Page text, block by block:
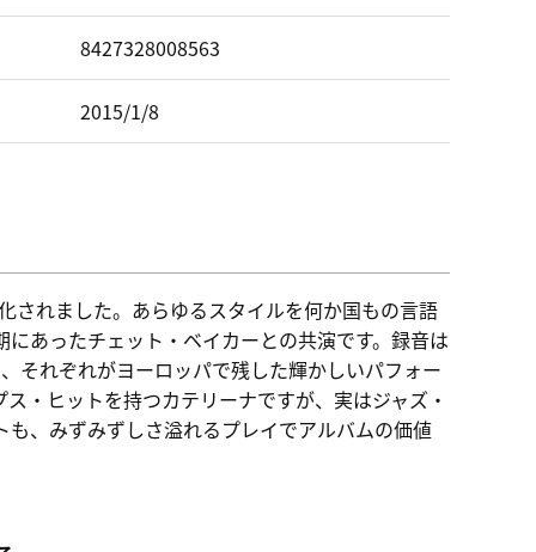
8427328008563
2015/1/8
されました。あらゆるスタイルを何か国もの言語
あったチェット・ベイカーとの共演です。録音は
それぞれがヨーロッパで残した輝かしいパフォー
・ヒットを持つカテリーナですが、実はジャズ・
、みずみずしさ溢れるプレイでアルバムの価値